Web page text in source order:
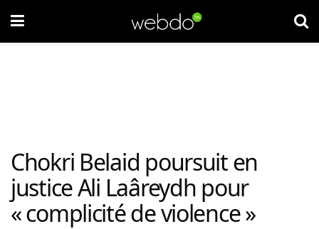
Chokri Belaid poursuit en
justice Ali Laâreydh pour
« complicité de violence »